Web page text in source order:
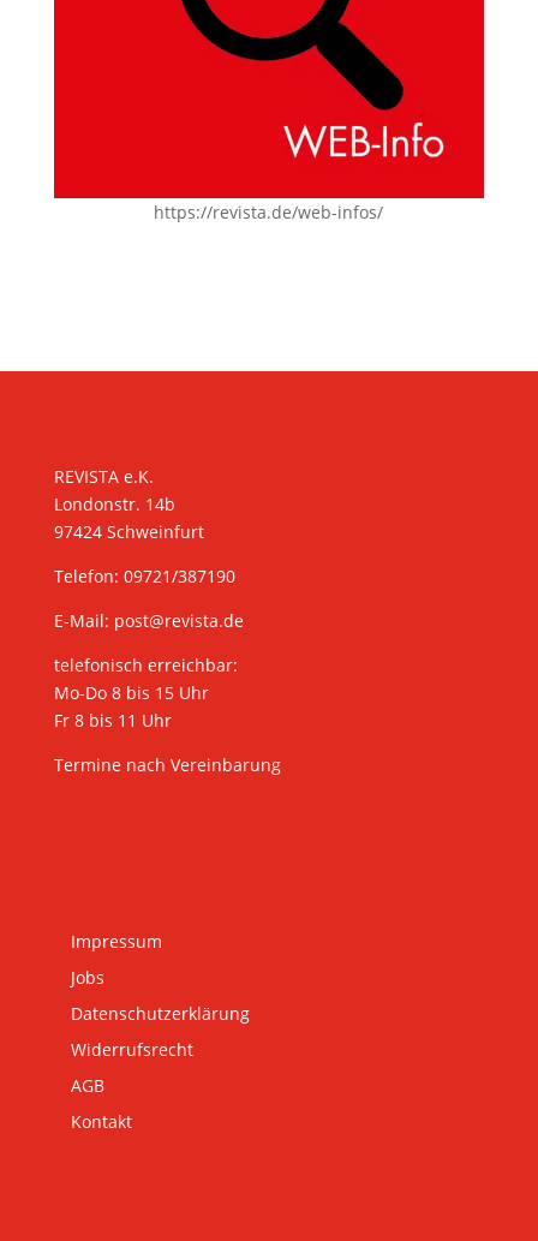
https://revista.de/web-infos/
REVISTA e.K.
Londonstr. 14b
97424 Schweinfurt
Telefon: 09721/387190
E-Mail: post@revista.de
telefonisch erreichbar:
Mo-Do 8 bis 15 Uhr
Fr 8 bis 11 Uhr
Termine nach Vereinbarung
Impressum
Jobs
Datenschutzerklärung
Widerrufsrecht
AGB
Kontakt